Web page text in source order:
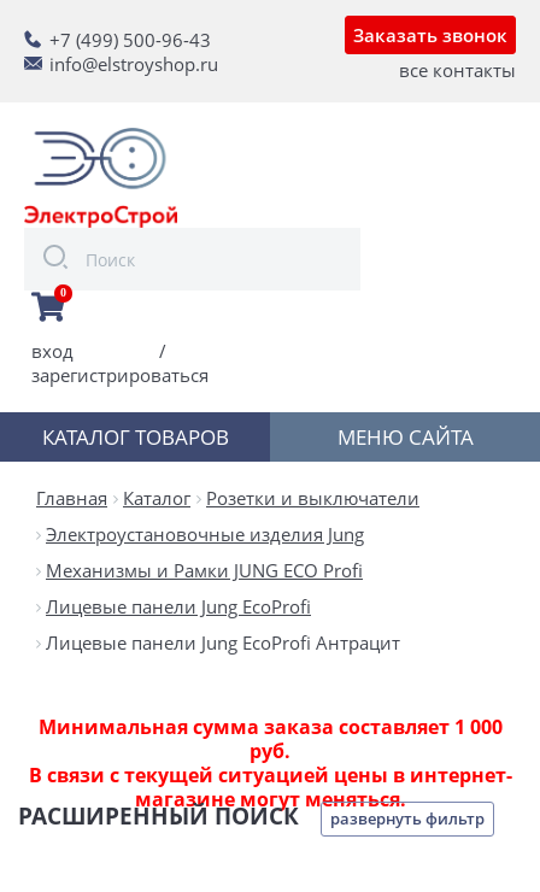
+7 (499) 500-96-43
info@elstroyshop.ru
Заказать звонок
все контакты
0
вход
/
зарегистрироваться
КАТАЛОГ ТОВАРОВ МЕНЮ САЙТА
Главная Каталог
Розетки и выключатели
Электроустановочные изделия Jung
Механизмы и Рамки JUNG ECO Profi
Лицевые панели Jung EcoProfi
Лицевые панели Jung EcoProfi Антрацит
Минимальная сумма заказа составляет 1 000
руб.
В связи с текущей ситуацией цены в интернет-
магазине могут меняться.
РАСШИРЕННЫЙ ПОИСК развернуть фильтр